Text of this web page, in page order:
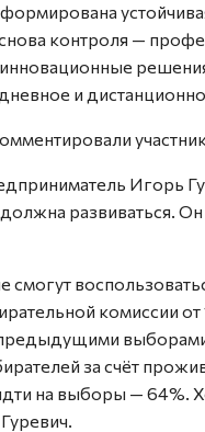
контроля —
и
Игорь
развиваться. Он
комиссии от
за счёт
на выборы — 64%.